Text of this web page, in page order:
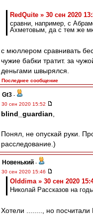
RedQuite » 30 сен 2020
сравни, например, с
Ахметовым, да с тем же
с мюллером сравнивать
чужие бабки тратит. за
деньгами швырялся.
Последнее сообщение
Gt3 -
30 сен 2020 15:52
blind_guardian
Понял, не опускай руки.
расследование.)
Новенький -
30 сен 2020 15:46
Olddima » 30 сен 2020
Николай Рассказов на
Хотели ........, но посчитали